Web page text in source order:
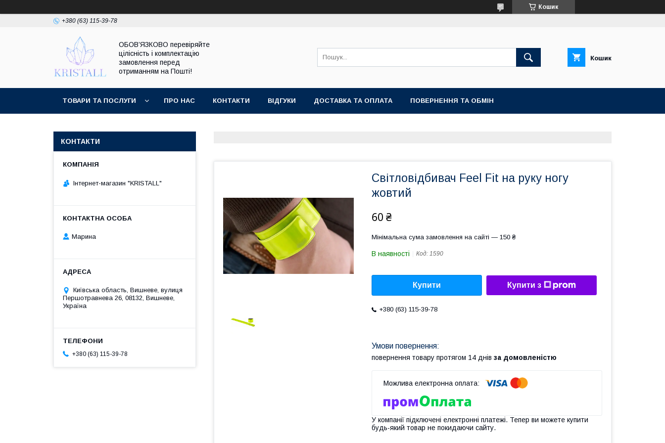
Кошик
+380 (63) 115-39-78
ОБОВ’ЯЗКОВО перевіряйте
цілісність і комплектацію
замовлення перед
отриманням на Пошті!
Кошик
ТОВАРИ ТА ПОСЛУГИ ПРО НАС КОНТАКТИ ВІДГУКИ ДОСТАВКА ТА ОПЛАТА ПОВЕРНЕННЯ ТА ОБМІН
Світловідбивач Feel Fit на руку ногу
жовтий
60 ₴
Мінімальна сума замовлення на сайті — 150 ₴
В наявності Код: 1590
Купити Купити з
+380 (63) 115-39-78
повернення товару протягом 14 днів за домовленістю
У компанії підключені електронні платежі. Тепер ви можете купити
будь-який товар не покидаючи сайту.
КОНТАКТИ
Інтернет-магазин "KRISTALL"
Марина
Київська область, Вишневе, вулиця
Першотравнева 26, 08132, Вишневе,
Україна
+380 (63) 115-39-78